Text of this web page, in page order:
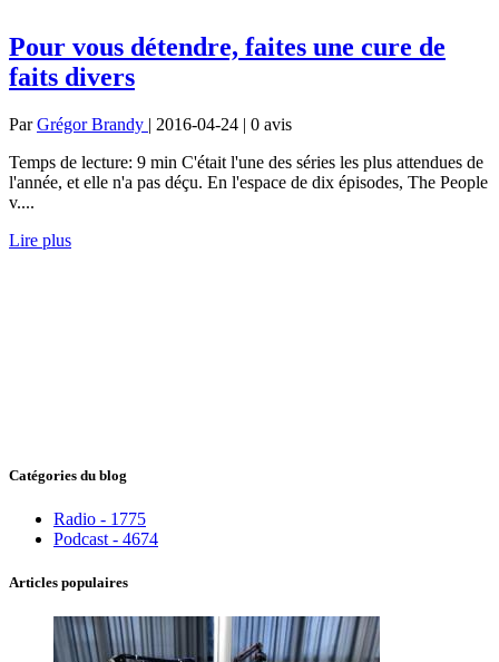
Pour vous détendre, faites une cure de
faits divers
ParGrégor Brandy | 2016-04-24 | 0 avis
Temps de lecture: 9 min C'était l'une des séries les plus attendues de
l'année, et elle n'a pas déçu. En l'espace de dix épisodes, The People
v....
Lire plus
Catégories du blog
Radio - 1775
Podcast - 4674
Articles populaires